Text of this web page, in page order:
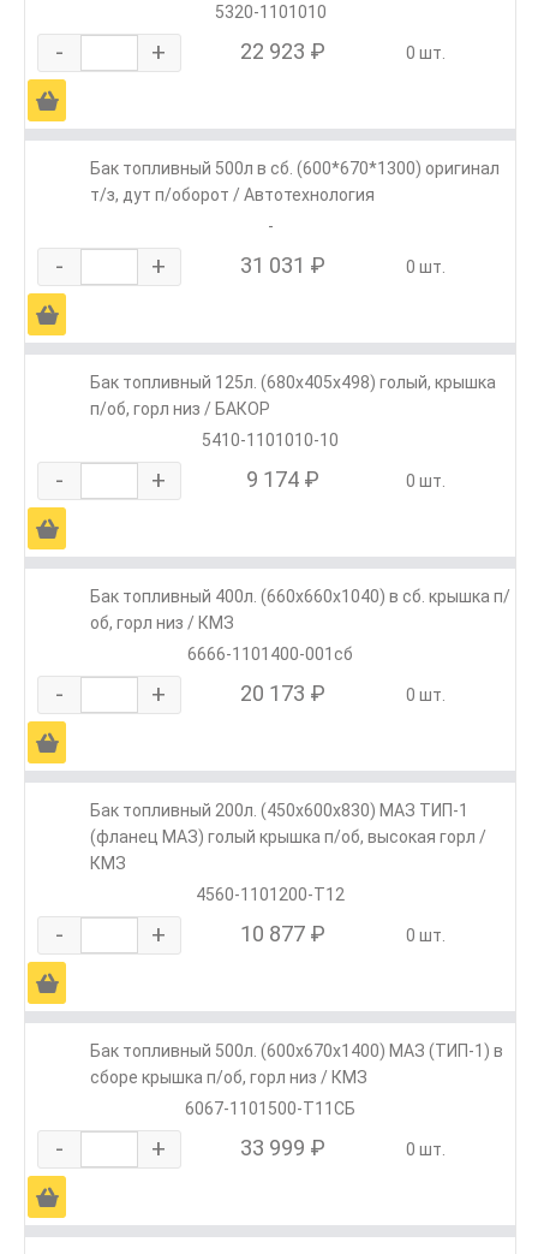
5320-1101010
- + 22 923 ₽ 0 шт.
Ä
Бак топливный 500л в сб. (600*670*1300) оригинал
т/з, дут п/оборот / Автотехнология
-
- + 31 031 ₽ 0 шт.
Ä
Бак топливный 125л. (680х405х498) голый, крышка
п/об, горл низ / БАКОР
5410-1101010-10
- + 9 174 ₽ 0 шт.
Ä
Бак топливный 400л. (660х660х1040) в сб. крышка п/
об, горл низ / КМЗ
6666-1101400-001сб
- + 20 173 ₽ 0 шт.
Ä
Бак топливный 200л. (450х600х830) МАЗ ТИП-1
(фланец МАЗ) голый крышка п/об, высокая горл /
КМЗ
4560-1101200-Т12
- + 10 877 ₽ 0 шт.
Ä
Бак топливный 500л. (600х670х1400) МАЗ (ТИП-1) в
сборе крышка п/об, горл низ / КМЗ
6067-1101500-Т11СБ
- + 33 999 ₽ 0 шт.
Ä